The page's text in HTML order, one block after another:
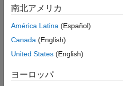
項目一覧
TLE ファイルから衛星コンスタレーション
インポートする
合成検出とトラックコンスタレーションのシ
ミュレーション
まとめ
リファレンス
Tracking Toolbox
この例では、衛星コンスタレー
をインポートし、コンスタレー
ートし、コンスタレーションを
地球を周回する宇宙物体のカタ
南北アメリカ
América Latina (Español)
Canada (English)
United States (English)
ヨーロッパ